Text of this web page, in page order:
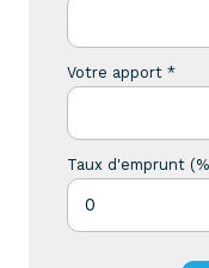
Votre apport *
Taux d'emprunt